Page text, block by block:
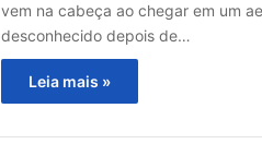
vem na cabeça ao chegar em um
desconhecido depois de…
Leia mais »